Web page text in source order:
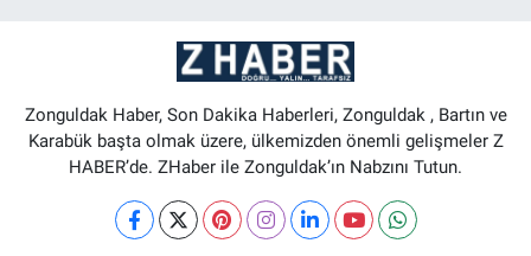
Zonguldak Haber, Son Dakika Haberleri, Zonguldak , Bartın ve
Karabük başta olmak üzere, ülkemizden önemli gelişmeler Z
HABER’de. ZHaber ile Zonguldak’ın Nabzını Tutun.